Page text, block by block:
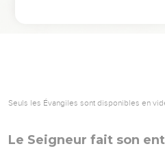
Seuls les Évangiles sont disponibles en
Le Seigneur fait son